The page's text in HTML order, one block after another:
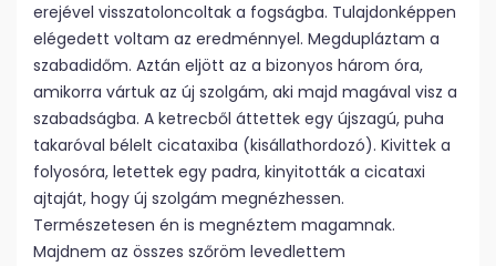
erejével visszatoloncoltak a fogságba. Tulajdonképpen
elégedett voltam az eredménnyel. Megdupláztam a
szabadidőm. Aztán eljött az a bizonyos három óra,
amikorra vártuk az új szolgám, aki majd magával visz a
szabadságba. A ketrecből áttettek egy újszagú, puha
takaróval bélelt cicataxiba (kisállathordozó). Kivittek a
folyosóra, letettek egy padra, kinyitották a cicataxi
ajtaját, hogy új szolgám megnézhessen.
Természetesen én is megnéztem magamnak.
Majdnem az összes szőröm levedlettem